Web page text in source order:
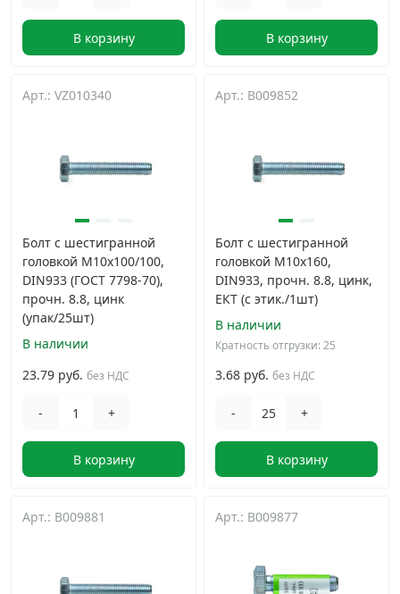
В корзину В корзину
Арт.: VZ010340
Болт с шестигранной
головкой М10х100/100,
DIN933 (ГОСТ 7798-70),
прочн. 8.8, цинк
(упак/25шт)
В наличии
23.79 руб. без НДС
- +
В корзину
Арт.: B009852
Болт с шестигранной
головкой М10х160,
DIN933, прочн. 8.8, цинк,
ЕКТ (с этик./1шт)
В наличии
Кратность отгрузки: 25
3.68 руб. без НДС
- +
В корзину
Арт.: B009881 Арт.: B009877